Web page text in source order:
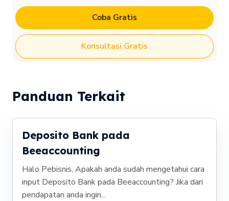
Coba Gratis
Konsultasi Gratis
Panduan Terkait
Deposito Bank pada
Beeaccounting
Halo Pebisnis, Apakah anda sudah mengetahui cara
input Deposito Bank pada Beeaccounting? Jika dari
pendapatan anda ingin...